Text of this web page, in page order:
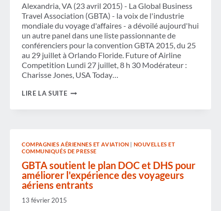
DU
WEEK-
Alexandria, VA (23 avril 2015) - La Global Business
Travel Association (GBTA) - la voix de l'industrie
mondiale du voyage d'affaires - a dévoilé aujourd'hui
un autre panel dans une liste passionnante de
conférenciers pour la convention GBTA 2015, du 25
au 29 juillet à Orlando Floride. Future of Airline
Competition Lundi 27 juillet, 8 h 30 Modérateur :
Charisse Jones, USA Today…
LIRE LA SUITELES
L'AVENIR
DE
LA
CONCURRENCE
DES
COMPAGNIES
COMPAGNIES AÉRIENNES ET AVIATION | NOUVELLES ET
COMMUNIQUÉS DE PRESSE
GBTA soutient le plan DOC et DHS pour
améliorer l'expérience des voyageurs
aériens entrants
13 février 2015